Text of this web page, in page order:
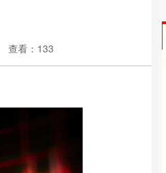
查看：133